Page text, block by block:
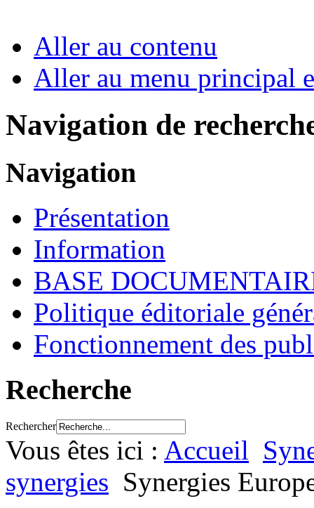
Aller au contenu
Aller au menu principal
Navigation de
Navigation
Présentation
Information
BASE
Politique éditoriale
Fonctionnement des
Recherche
Rechercher
Vous êtes ici : Accueil
synergies Synergies